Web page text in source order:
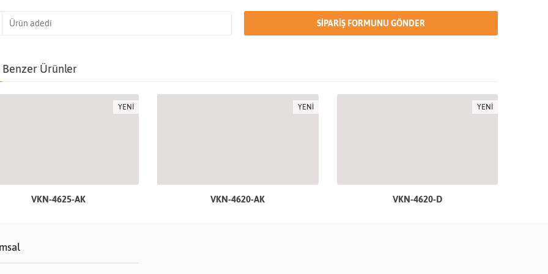
Benzer Ürünler
YENİ
VKN-4625-AK
YENİ
VKN-4620-AK
YENİ
VKN-4620-D